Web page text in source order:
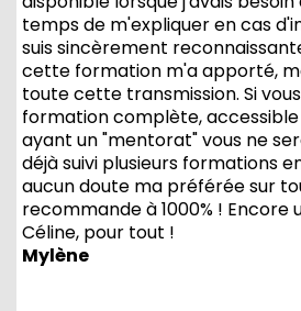
temps de m'expliquer en cas
suis sincèrement
cette formation m'a apporté,
toute cette transmission. Si
formation complète,
ayant un "mentorat" vous ne
déjà suivi plusieurs formations
aucun doute ma préférée sur
recommande à 1000% ! Encore
Céline, pour tout !
Mylène